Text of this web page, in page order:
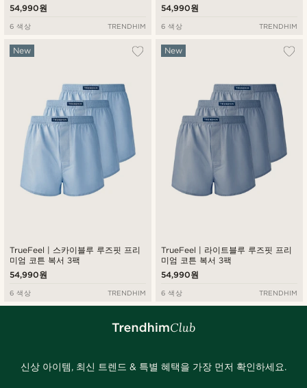
54,990원
6 색상 TRENDHIM
54,990원
6 색상 TRENDHIM
TrueFeel | 스카이블루 루즈핏 프리
미엄 코튼 복서 3팩
New
54,990원
6 색상 TRENDHIM
TrueFeel | 라이트블루 루즈핏 프리
미엄 코튼 복서 3팩
New
54,990원
6 색상 TRENDHIM
신상 아이템, 최신 트렌드 & 특별 혜택을 가장 먼저 확인하세요.